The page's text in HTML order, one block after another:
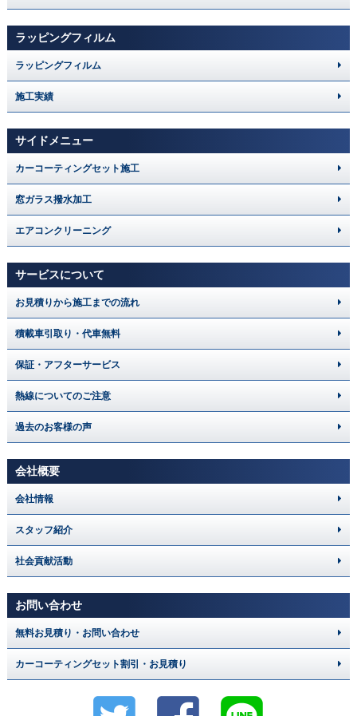
ラッピングフィルム
ラッピングフィルム
施工実績
サイドメニュー
カーコーティングセット施工
窓ガラス撥水加工
エアコンクリーニング
サービスについて
お見積りから施工までの流れ
積載車引取り・代車無料
保証・アフターサービス
熱線についてのご注意
過去のお客様の声
会社概要
会社情報
スタッフ紹介
社会貢献活動
お問い合わせ
無料お見積り・お問い合わせ
カーコーティングセット割引・お見積り